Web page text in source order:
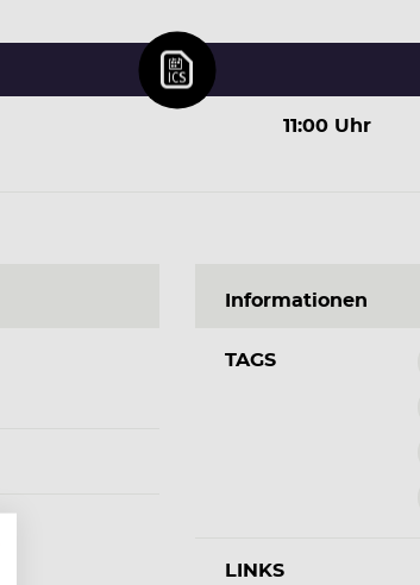
11:00 Uhr
Informationen
TAGS
LINKS